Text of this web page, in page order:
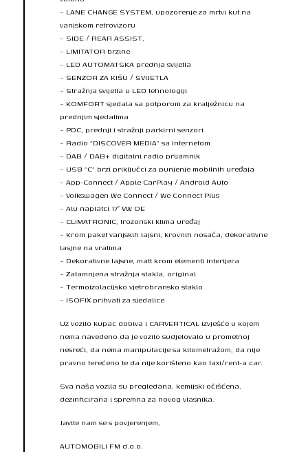
– LANE CHANGE SYSTEM, upozorenje za mrtvi kut na
vanjskom retrovizoru
– SIDE / REAR ASSIST,
– LIMITATOR brzine
– LED AUTOMATSKA prednja svijetla
– SENZOR ZA KIŠU / SVIJETLA
– Stražnja svijetla u LED tehnologiji
– KOMFORT sjedala sa potporom za kralježnicu na
prednjim sjedalima
– PDC, prednji i stražnji parkirni senzori
– Radio “DISCOVER MEDIA” sa Internetom
– DAB / DAB+ digitalni radio prijamnik
– USB “C” brzi priključci za punjenje mobilnih uređaja
– App-Connect / Apple CarPlay / Android Auto
– Volkswagen We Connect / We Connect Plus
– Alu naplatci 17″ VW OE
– CLIMATRONIC, trozonski klima uređaj
– Krom paket vanjskih lajsni, krovnih nosača, dekorativne
lasjne na vratima
– Dekorativne lajsne, matt krom elementi interijera
– Zatamnjena stražnja stakla, original
– Termoizolacijsko vjetrobransko staklo
– ISOFIX prihvati za sjedalice
Uz vozilo kupac dobiva i CARVERTICAL izvješće u kojem
nema navedeno da je vozilo sudjelovalo u prometnoj
nesreći, da nema manipulacije sa kilometražom, da nije
pravno terećeno te da nije korišteno kao taxi/rent-a car.
Sva naša vozila su pregledana, kemijski očišćena,
dezinficirana i spremna za novog vlasnika.
Javite nam se s povjerenjem,
AUTOMOBILI FM d.o.o.